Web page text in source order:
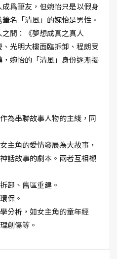
爲筆友，但婉怡只是以假身
名「清風」的婉怡是男性。
間：《夢想成真之真人
光明大樓面臨拆卸、程朗受
婉怡的「清風」身份逐漸揭
為串聯故事人物的主綫，同
主角的愛情發展為大故事，
話故事的劇本。兩者互相襯
卸、舊區重建。
保。
分析，如女主角的童年經
創傷等。